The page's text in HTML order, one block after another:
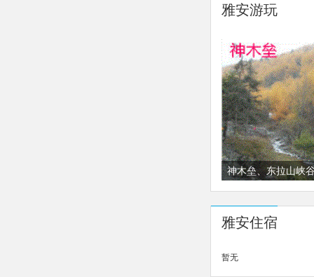
雅安游玩
神木垒、东拉山峡
二日游
雅安住宿
暂无